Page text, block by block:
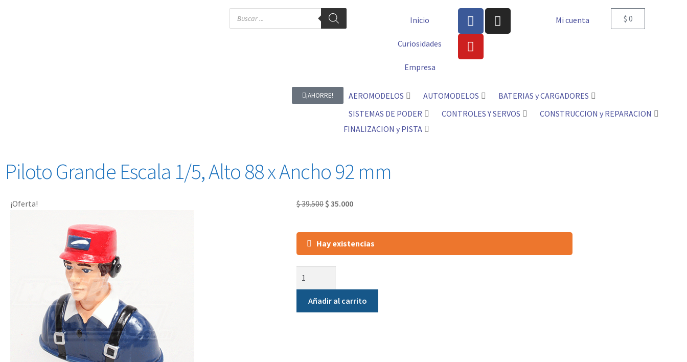
Inicio
Curiosidades
Empresa
Mi cuenta $ 0
¡AHORRE! AEROMODELOS AUTOMODELOS
BATERIAS y CARGADORES
SISTEMAS DE PODER
CONTROLES Y SERVOS
CONSTRUCCION y REPARACION
FINALIZACION y PISTA
Piloto Grande Escala 1/5, Alto 88 x Ancho 92 mm
¡Oferta! $39.500 $ 35.000
Hay existencias
Añadir al carrito